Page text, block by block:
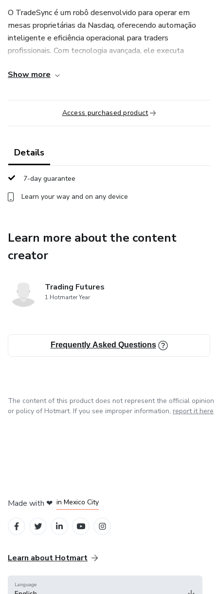
O TradeSync é um robô desenvolvido para operar em
mesas proprietárias da Nasdaq, oferecendo automação
inteligente e eficiência operacional para traders
profissionais. Com tecnologia avançada, ele executa
decisões e maximizando oportunidades no mercado.
⚠️ Aviso Importante: O day trade envolve riscos
significativos e pode resultar em perdas financeiras. A
automação de operações não garante lucros, e o uso do
gerenciamento de risco e conhecimento aprofundado do
mercado. Operar com responsabilidade é essencial.
equipe.
Show more
Access purchased product
Details
7-day guarantee
Learn your way and on any device
Learn more about the content
creator
Trading Futures
1 Hotmarter Year
Frequently Asked Questions
The content of this product does not represent the official opinion
or policy of Hotmart. If you see improper information, report it here
Made with ❤ in Mexico City
Learn about Hotmart
Language